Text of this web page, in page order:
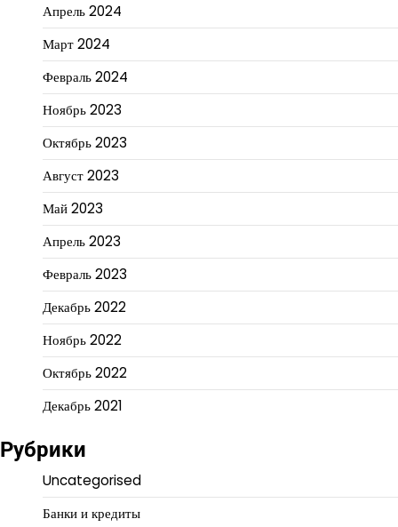
Апрель 2024
Март 2024
Февраль 2024
Ноябрь 2023
Октябрь 2023
Август 2023
Май 2023
Апрель 2023
Февраль 2023
Декабрь 2022
Ноябрь 2022
Октябрь 2022
Декабрь 2021
Рубрики
Uncategorised
Банки и кредиты